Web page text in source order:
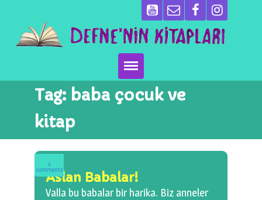
Ana Sayfa
Kitaplarımız
Ben Kimim?
Emeği Geçenler
Tag: baba çocuk ve
kitap
2
comments
Aslan Babalar!
Valla bu babalar bir harika. Biz anneler